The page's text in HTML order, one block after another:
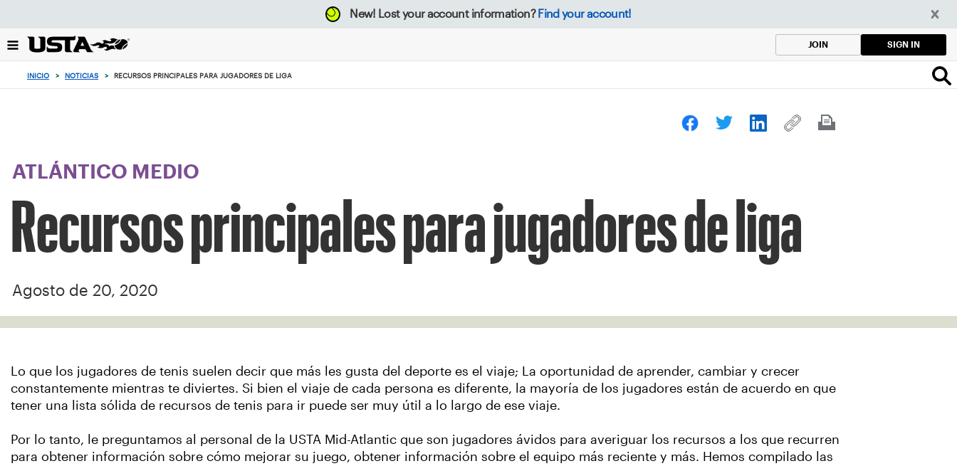
el
botón
New! Lost your account information? Find your account!
JOIN SIGN IN
INICIO > NOTICIAS > RECURSOS PRINCIPALES PARA JUGADORES DE LIGA
ATLÁNTICO MEDIO
Recursos principales para jugadores de liga
Agosto de 20, 2020
Lo que los jugadores de tenis suelen decir que más les gusta del deporte es el viaje; La oportunidad de aprender, cambiar y crecer
constantemente mientras te diviertes. Si bien el viaje de cada persona es diferente, la mayoría de los jugadores están de acuerdo en que
tener una lista sólida de recursos de tenis para ir puede ser muy útil a lo largo de ese viaje.
Por lo tanto, le preguntamos al personal de la USTA Mid-Atlantic que son jugadores ávidos para averiguar los recursos a los que recurren
para obtener información sobre cómo mejorar su juego, obtener información sobre el equipo más reciente y más. Hemos compilado las